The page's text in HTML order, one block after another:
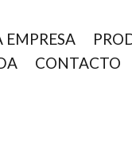
EMPRESA
CONTACTO